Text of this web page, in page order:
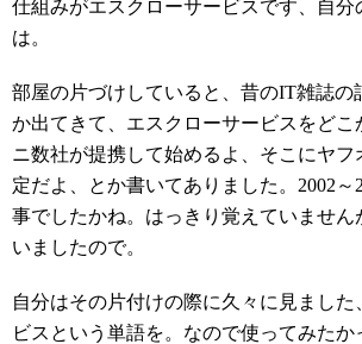
仕組みがエスクローサービスです、自分
は。
部屋の片づけしていると、昔のIT雑誌の
か出てきて、エスクローサービスをどこ
ニ数社が提携して始めるよ、そこにヤフ
定だよ、とか書いてありました。2002～
事でしたかね。はっきり覚えていません
いましたので。
自分はその片付けの際に久々に見ました
ビスという単語を。なので使ってみたか